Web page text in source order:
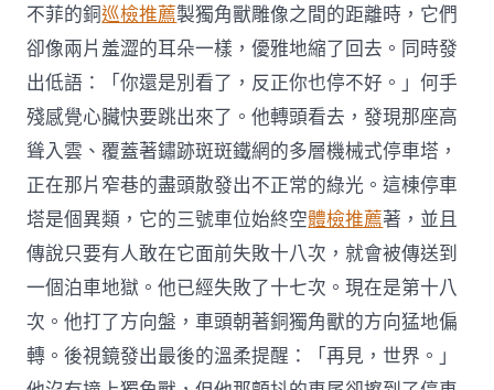
不菲的銅巡檢推薦製獨角獸雕像之間的距離時，它們
卻像兩片羞澀的耳朵一樣，優雅地縮了回去。同時發
出低語：「你還是別看了，反正你也停不好。」何手
殘感覺心臟快要跳出來了。他轉頭看去，發現那座高
聳入雲、覆蓋著鏽跡斑斑鐵網的多層機械式停車塔，
正在那片窄巷的盡頭散發出不正常的綠光。這棟停車
塔是個異類，它的三號車位始終空體檢推薦著，並且
傳說只要有人敢在它面前失敗十八次，就會被傳送到
一個泊車地獄。他已經失敗了十七次。現在是第十八
次。他打了方向盤，車頭朝著銅獨角獸的方向猛地偏
轉。後視鏡發出最後的溫柔提醒：「再見，世界。」